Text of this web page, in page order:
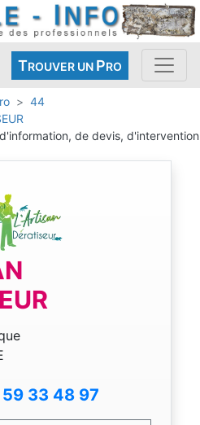
TROUVER UN PRO
44
de devis, d'intervention
33 48 97